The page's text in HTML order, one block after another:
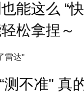
能这么 “
松拿捏～
雷达"
测不准" 真